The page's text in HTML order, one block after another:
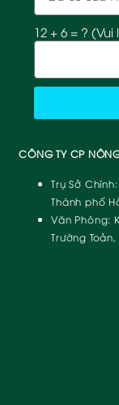
12 + 6 = ?
CÔNG TY CP
Trụ Sở Chính:
Thành phố
Văn Phòng:
Trường Toản,